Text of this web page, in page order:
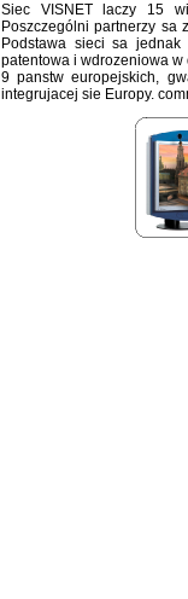
Siec VISNET laczy 15
Poszczególni partnerzy sa
Podstawa sieci sa
patentowa i wdrozeniowa
9 panstw europejskich,
integrujacej sie Europy.